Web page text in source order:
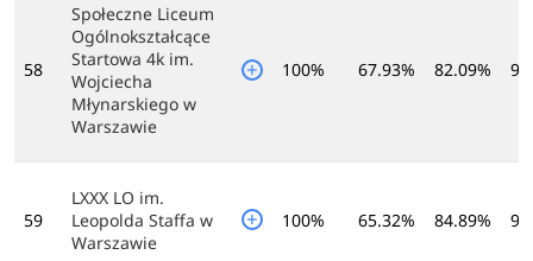
58
Społeczne Liceum
Ogólnokształcące
Startowa 4k im.
Wojciecha
Młynarskiego w
Warszawie
100% 67.93% 82.09%
59
LXXX LO im.
Leopolda Staffa w
Warszawie
100% 65.32% 84.89%